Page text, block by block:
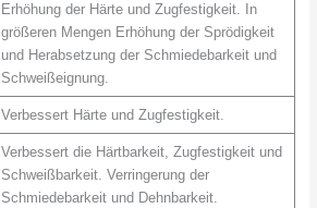
Erhöhung der Härte und Zugfestigkeit. In
größeren Mengen Erhöhung der Sprödigkeit
und Herabsetzung der Schmiedebarkeit und
Schweißeignung.
Verbessert Härte und Zugfestigkeit.
Verbessert die Härtbarkeit, Zugfestigkeit und
Schweißbarkeit. Verringerung der
Schmiedebarkeit und Dehnbarkeit.